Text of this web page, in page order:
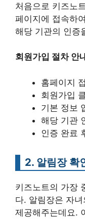
처음으로 키즈노
페이지에 접속하
해당 기관의 인증
회원가입 절차 안
홈페이지
회원가입
기본 정보
해당 기관
인증 완료
2. 알림장 확
키즈노트의 가장
다. 알림장은 자
제공해주는데요.